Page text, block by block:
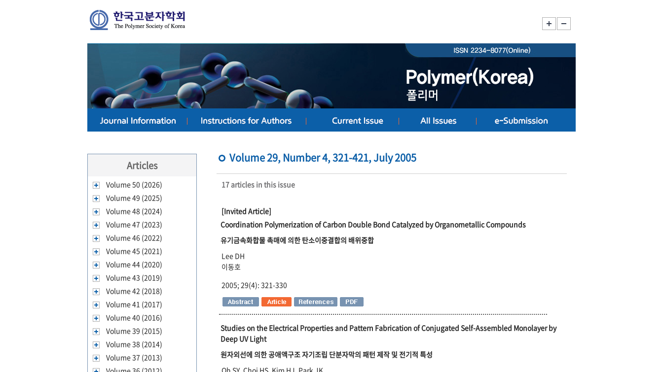
Articles
Volume 50 (2026)
Volume 49 (2025)
Volume 48 (2024)
Volume 47 (2023)
Volume 46 (2022)
Volume 45 (2021)
Volume 44 (2020)
Volume 43 (2019)
Volume 42 (2018)
Volume 41 (2017)
Volume 40 (2016)
Volume 39 (2015)
Volume 38 (2014)
Volume 37 (2013)
Volume 29, Number 4, 321-421, July 2005
17 articles in this issue
[Invited Article]
Coordination Polymerization of Carbon Double Bond Catalyzed by Organometallic Compounds
유기금속화합물 촉매에 의한 탄소이중결합의 배위중합
Lee DH
이동호
2005; 29(4): 321-330
Studies on the Electrical Properties and Pattern Fabrication of Conjugated Self-Assembled Monolayer by
Deep UV Light
원자외선에 의한 공애액구조 자기조립 단분자막의 패턴 제작 및 전기적 특성
Oh SY, Choi HS, Kim HJ, Park JK